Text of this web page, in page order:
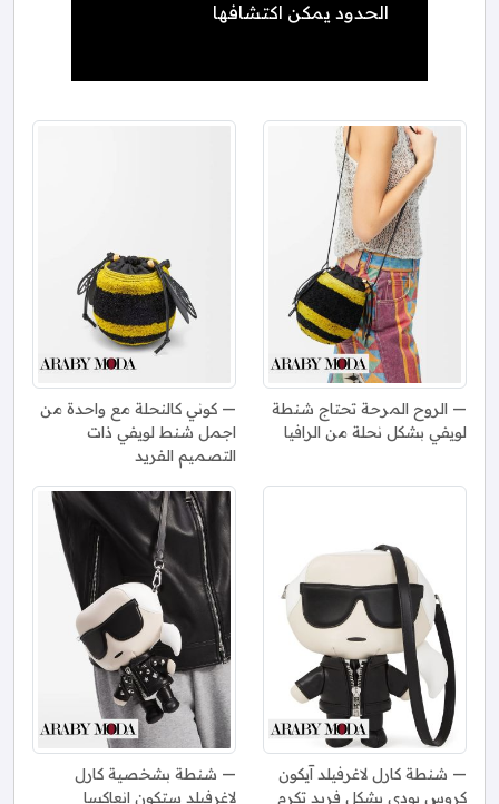
الحدود يمكن اكتشافها
الروح المرحة تحتاج شنطة
لويفي بشكل نحلة من الرافيا
كوني كالنحلة مع واحدة من
اجمل شنط لويفي ذات
التصميم الفريد
شنطة كارل لاغرفيلد آيكون
كروس بودي بشكل فريد تكرم
شنطة بشخصية كارل
لاغرفيلد ستكون انعاكسا